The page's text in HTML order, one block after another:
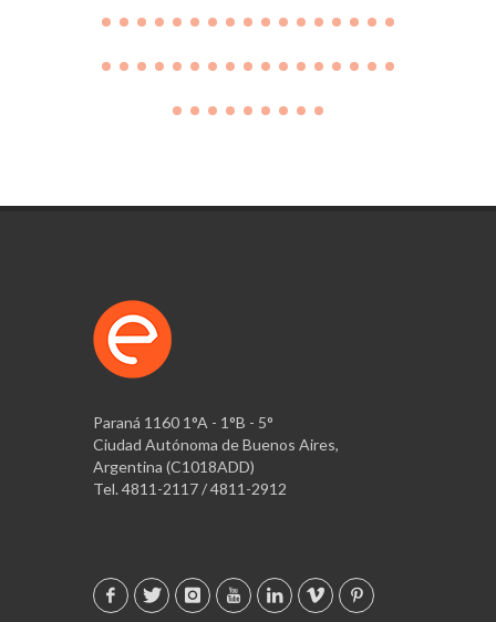
Paraná 1160 1°A - 1°B - 5°
Ciudad Autónoma de Buenos Aires,
Argentina (C1018ADD)
Tel. 4811-2117 / 4811-2912